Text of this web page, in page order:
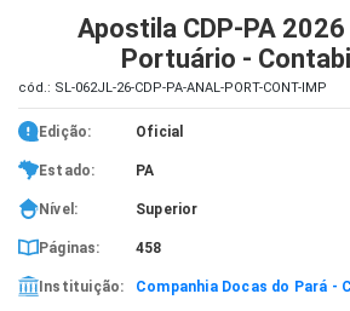
Apostila CDP-PA
Portuário -
cód.: SL-062JL-26-CDP-PA-ANAL-PORT-CONT-IMP
Edição: Oficial
Estado: PA
Nível: Superior
Páginas: 458
Instituição: Companhia Docas do Pará -